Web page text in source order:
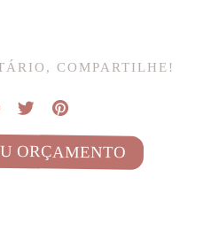
COMPARTILHE!
ORÇAMENTO